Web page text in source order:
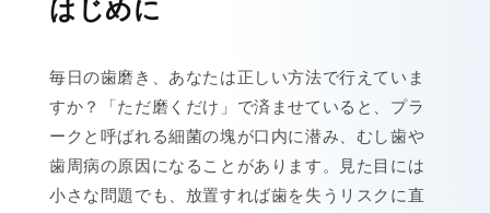
はじめに
毎日の歯磨き、あなたは正しい方法で行えていま
すか？「ただ磨くだけ」で済ませていると、プラ
ークと呼ばれる細菌の塊が口内に潜み、むし歯や
歯周病の原因になることがあります。見た目には
小さな問題でも、放置すれば歯を失うリスクに直